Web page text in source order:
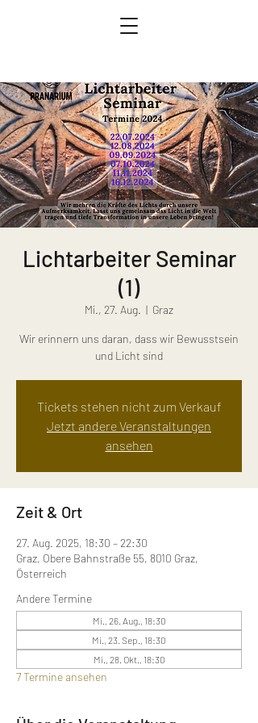
Lichtarbeiter Seminar
(1)
Mi., 27. Aug.
  |
Graz
Wir erinnern uns daran, dass wir Bewusstsein
und Licht sind
Tickets stehen nicht zum Verkauf
Jetzt andere Veranstaltungen
ansehen
Zeit & Ort
27. Aug. 2025, 18:30 – 22:30
Graz, Obere Bahnstraße 55, 8010 Graz,
Österreich
Andere Termine
Mi., 26. Aug., 18:30
Mi., 23. Sep., 18:30
Mi., 28. Okt., 18:30
7 Termine ansehen